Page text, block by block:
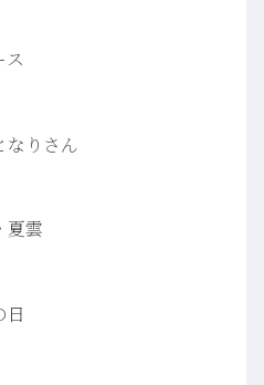
ス
なりさん
夏雲
日